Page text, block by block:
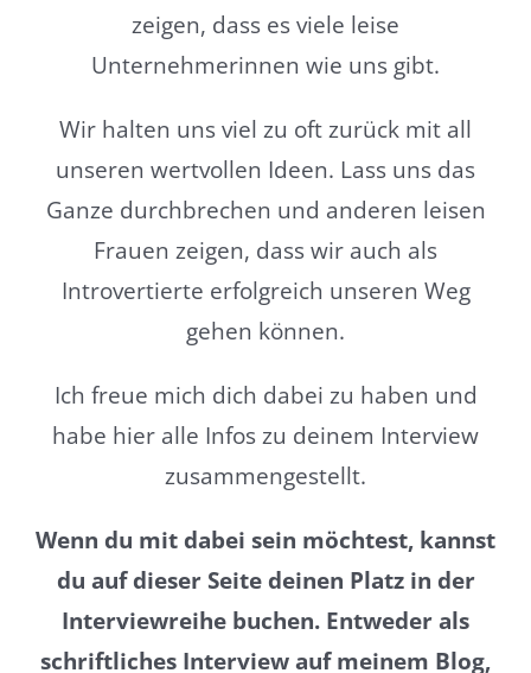
zeigen, dass es viele leise
Unternehmerinnen wie uns gibt.
Wir halten uns viel zu oft zurück mit all
unseren wertvollen Ideen. Lass uns das
Ganze durchbrechen und anderen leisen
Frauen zeigen, dass wir auch als
Introvertierte erfolgreich unseren Weg
gehen können.
Ich freue mich dich dabei zu haben und
habe hier alle Infos zu deinem Interview
zusammengestellt.
Wenn du mit dabei sein möchtest, kannst
du auf dieser Seite deinen Platz in der
Interviewreihe buchen. Entweder als
schriftliches Interview auf meinem Blog,